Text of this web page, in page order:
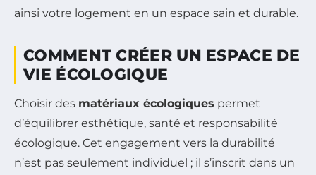
ainsi votre logement en un espace sain et durable.
COMMENT CRÉER UN ESPACE DE
VIE ÉCOLOGIQUE
Choisir des matériaux écologiques permet
d’équilibrer esthétique, santé et responsabilité
écologique. Cet engagement vers la durabilité
n’est pas seulement individuel ; il s’inscrit dans un